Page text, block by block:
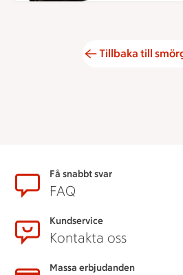
Tillbaka till
SidfotFå snabbt svar
FAQ
Kundservice
Kontakta oss
Massa erbjudanden